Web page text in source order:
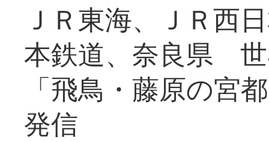
ＪＲ東海、ＪＲ西
本鉄道、奈良県
「飛鳥・藤原の宮
発信